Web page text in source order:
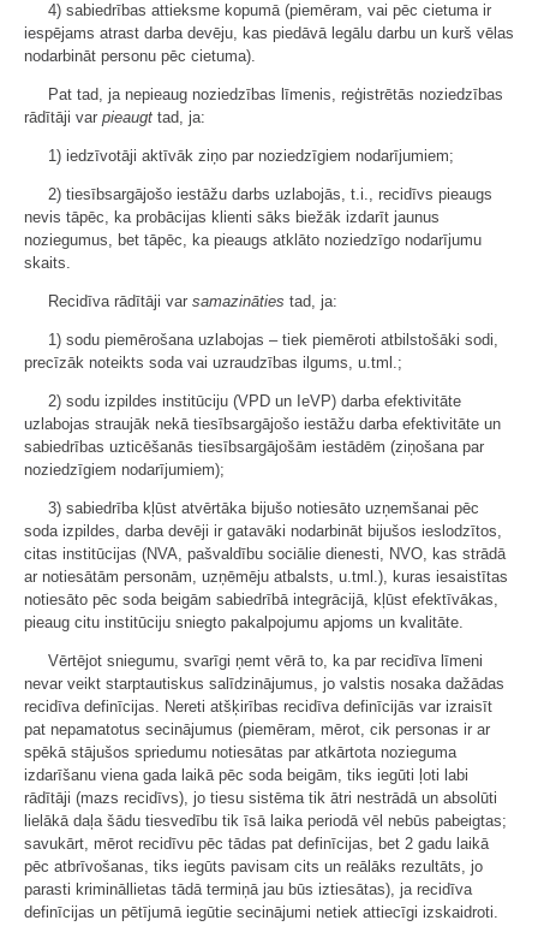
4) sabiedrības attieksme kopumā (piemēram, vai pēc cietuma ir
iespējams atrast darba devēju, kas piedāvā legālu darbu un kurš vēlas
nodarbināt personu pēc cietuma).
Pat tad, ja nepieaug noziedzības līmenis, reģistrētās noziedzības
rādītāji var pieaugt tad, ja:
1) iedzīvotāji aktīvāk ziņo par noziedzīgiem nodarījumiem;
2) tiesībsargājošo iestāžu darbs uzlabojās, t.i., recidīvs pieaugs
nevis tāpēc, ka probācijas klienti sāks biežāk izdarīt jaunus
noziegumus, bet tāpēc, ka pieaugs atklāto noziedzīgo nodarījumu
skaits.
Recidīva rādītāji var samazināties tad, ja:
1) sodu piemērošana uzlabojas – tiek piemēroti atbilstošāki sodi,
precīzāk noteikts soda vai uzraudzības ilgums, u.tml.;
2) sodu izpildes institūciju (VPD un IeVP) darba efektivitāte
uzlabojas straujāk nekā tiesībsargājošo iestāžu darba efektivitāte un
sabiedrības uzticēšanās tiesībsargājošām iestādēm (ziņošana par
noziedzīgiem nodarījumiem);
3) sabiedrība kļūst atvērtāka bijušo notiesāto uzņemšanai pēc
soda izpildes, darba devēji ir gatavāki nodarbināt bijušos ieslodzītos,
citas institūcijas (NVA, pašvaldību sociālie dienesti, NVO, kas strādā
ar notiesātām personām, uzņēmēju atbalsts, u.tml.), kuras iesaistītas
notiesāto pēc soda beigām sabiedrībā integrācijā, kļūst efektīvākas,
pieaug citu institūciju sniegto pakalpojumu apjoms un kvalitāte.
Vērtējot sniegumu, svarīgi ņemt vērā to, ka par recidīva līmeni
nevar veikt starptautiskus salīdzinājumus, jo valstis nosaka dažādas
recidīva definīcijas. Nereti atšķirības recidīva definīcijās var izraisīt
pat nepamatotus secinājumus (piemēram, mērot, cik personas ir ar
spēkā stājušos spriedumu notiesātas par atkārtota nozieguma
izdarīšanu viena gada laikā pēc soda beigām, tiks iegūti ļoti labi
rādītāji (mazs recidīvs), jo tiesu sistēma tik ātri nestrādā un absolūti
lielākā daļa šādu tiesvedību tik īsā laika periodā vēl nebūs pabeigtas;
savukārt, mērot recidīvu pēc tādas pat definīcijas, bet 2 gadu laikā
pēc atbrīvošanas, tiks iegūts pavisam cits un reālāks rezultāts, jo
parasti krimināllietas tādā termiņā jau būs iztiesātas), ja recidīva
definīcijas un pētījumā iegūtie secinājumi netiek attiecīgi izskaidroti.